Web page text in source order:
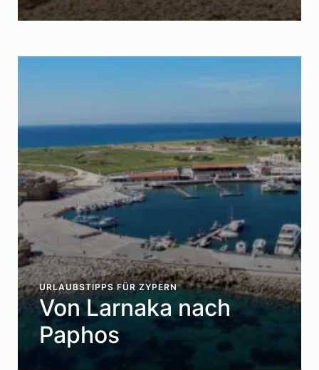
URLAUBSTIPPS FÜR ZYPERN
Von Larnaka nach
Paphos